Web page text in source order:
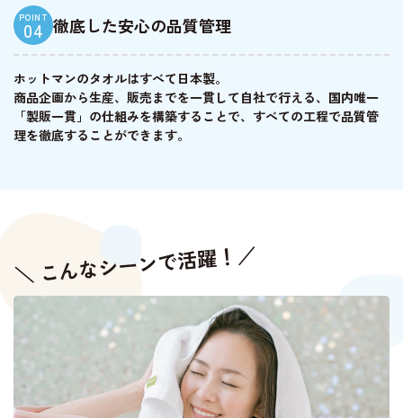
POINT
04 徹底した安心の品質管理
ホットマンのタオルはすべて日本製。
商品企画から生産、販売までを一貫して自社で行える、国内唯一
「製販一貫」の仕組みを構築することで、すべての工程で品質管
理を徹底することができます。
＼ こんなシーンで活躍！／